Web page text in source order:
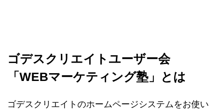
ゴデスクリエイトユーザー会
「WEBマーケティング塾」とは
ゴデスクリエイトのホームページシステムをお使い